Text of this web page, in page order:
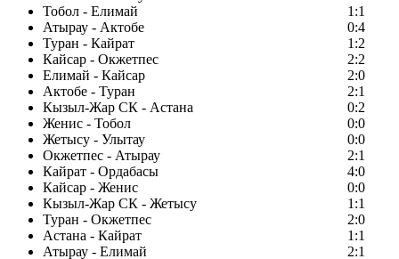
Тобол - Елимай
1:1
Атырау - Актобе
0:4
Туран - Кайрат
1:2
Кайсар - Окжетпес
2:2
Елимай - Кайсар
2:0
Актобе - Туран
2:1
Кызыл-Жар СК - Астана
0:2
Женис - Тобол
0:0
Жетысу - Улытау
0:0
Окжетпес - Атырау
2:1
Кайрат - Ордабасы
4:0
Кайсар - Женис
0:0
Кызыл-Жар СК - Жетысу
1:1
Туран - Окжетпес
2:0
Астана - Кайрат
1:1
Атырау - Елимай
2:1